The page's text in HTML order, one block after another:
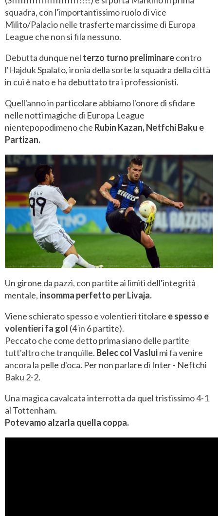
squadra, con l'importantissimo ruolo di vice
Milito/Palacio nelle trasferte marcissime di Europa
League che non si fila nessuno.
Debutta dunque nel terzo turno preliminarecontro
l'Hajduk Spalato, ironia della sorte la squadra della città
in cui è nato e ha debuttato tra i professionisti.
Quell'anno in particolare abbiamo l'onore di sfidare
nelle notti magiche di Europa League
nientepopodimeno che Rubin Kazan, Netfchi Baku e
Partizan.
Un girone da pazzi, con partite ai limiti dell'integrità
mentale, insomma perfetto per Livaja.
Viene schierato spesso e volentieri titolare espesso e
volentieri fa gol (4 in 6 partite).
Peccato che come detto prima siano delle partite
tutt'altro che tranquille. Belec col Vasluimi fa venire
ancora la pelle d'oca. Per non parlare di Inter - Neftchi
Baku 2-2.
Una magica cavalcata interrotta da quel tristissimo 4-1
al Tottenham.
Potevamo alzarla quella coppa.